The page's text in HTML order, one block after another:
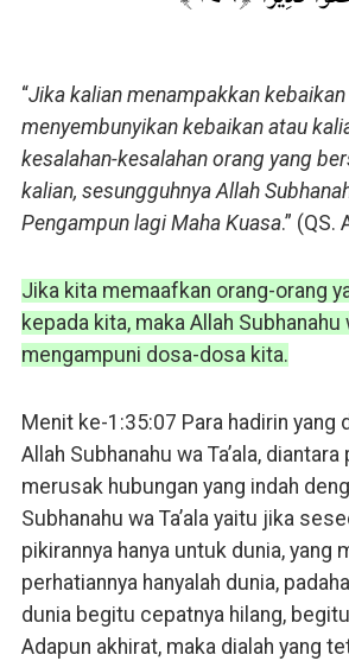
“Jika kalian menampakkan
menyembunyikan kebaikan atau
kesalahan-kesalahan orang yang
kalian, sesungguhnya Allah
Pengampun lagi Maha Kuasa.” (QS.
Jika kita memaafkan orang-orang
kepada kita, maka Allah Subhanahu
mengampuni dosa-dosa kita.
Menit ke-1:35:07 Para hadirin yang
Allah Subhanahu wa Ta’ala,
merusak hubungan yang indah
Subhanahu wa Ta’ala yaitu jika
pikirannya hanya untuk dunia, yang
perhatiannya hanyalah dunia,
dunia begitu cepatnya hilang,
Adapun akhirat, maka dialah yang